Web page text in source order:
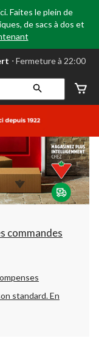
Faites le plein de
de sacs à dos et
⋅ Fermeture à 22:00
commandes
standard.En